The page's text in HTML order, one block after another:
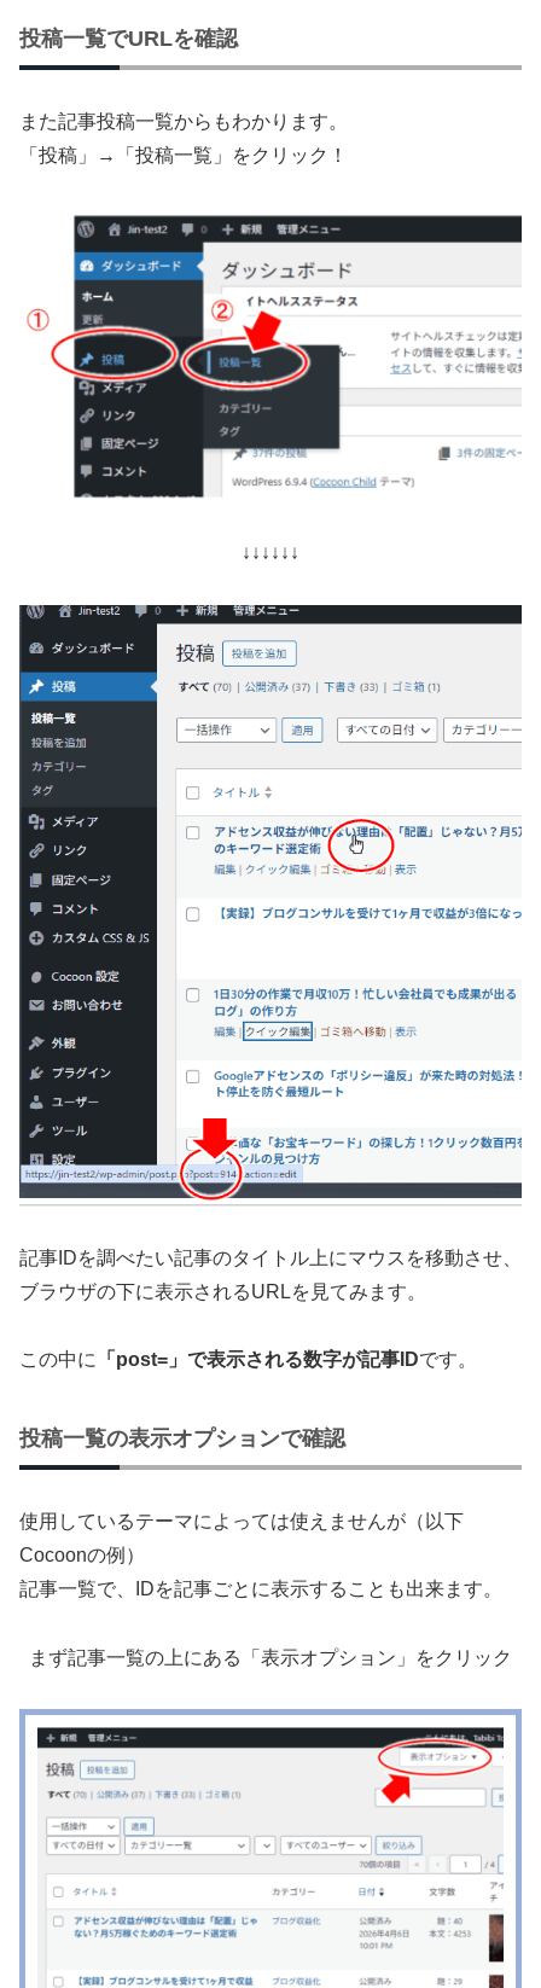
投稿一覧でURLを確認
また記事投稿一覧からもわかります。
「投稿」→「投稿一覧」をクリック！
↓↓↓↓↓↓
記事IDを調べたい記事のタイトル上にマウスを移動させ、
ブラウザの下に表示されるURLを見てみます。
この中に 「post=」で表示される数字が記事IDです。
投稿一覧の表示オプションで確認
使用しているテーマによっては使えませんが（以下
Cocoonの例）
記事一覧で、IDを記事ごとに表示することも出来ます。
まず記事一覧の上にある「表示オプション」をクリック